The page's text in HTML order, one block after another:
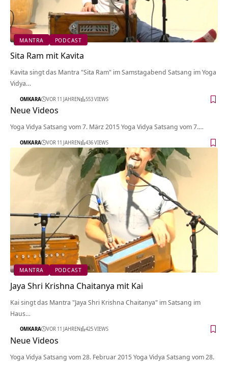
MANTRA PODCAST
Sita Ram mit Kavita
Kavita singt das Mantra "Sita Ram" im Samstagabend Satsang im Yoga
Vidya…
OMKARA VOR 11 JAHREN 553 VIEWS
Neue Videos
Yoga Vidya Satsang vom 7. März 2015 Yoga Vidya Satsang vom 7.…
OMKARA VOR 11 JAHREN 436 VIEWS
MANTRA PODCAST
Jaya Shri Krishna Chaitanya mit Kai
Kai singt das Mantra "Jaya Shri Krishna Chaitanya" im Satsang im
Haus…
OMKARA VOR 11 JAHREN 425 VIEWS
Neue Videos
Yoga Vidya Satsang vom 28. Februar 2015 Yoga Vidya Satsang vom 28.